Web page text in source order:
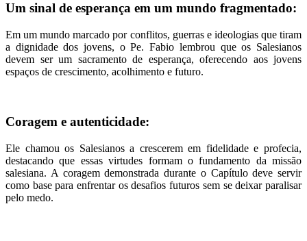
Um sinal de esperança em um mundo fragmentado:
Em um mundo marcado por conflitos, guerras e ideologias que tiram
a dignidade dos jovens, o Pe. Fabio lembrou que os Salesianos
devem ser um sacramento de esperança, oferecendo aos jovens
espaços de crescimento, acolhimento e futuro.
Coragem e autenticidade:
Ele chamou os Salesianos a crescerem em fidelidade e profecia,
destacando que essas virtudes formam o fundamento da missão
salesiana. A coragem demonstrada durante o Capítulo deve servir
como base para enfrentar os desafios futuros sem se deixar paralisar
pelo medo.